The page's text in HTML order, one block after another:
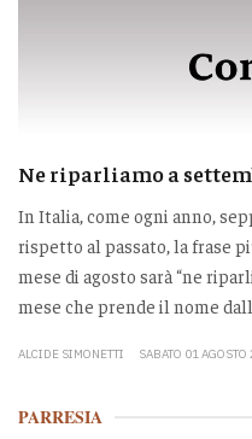
Ne riparliamo a
In Italia, come ogni anno,
rispetto al passato, la frase
mese di agosto sarà “ne
mese che prende il nome
ALCIDE SIMONETTI SABATO 01
PARRESIA